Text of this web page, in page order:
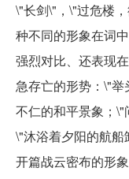
\"长剑\"，\"过危楼
种不同的形象在词
强烈对比、还表现
急存亡的形势：\"
不仁的和平景象；\"
\"沐浴着夕阳的航
开篇战云密布的形